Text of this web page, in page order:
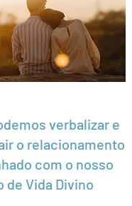
verbalizar e
o relacionamento
com o nosso
de Vida Divino